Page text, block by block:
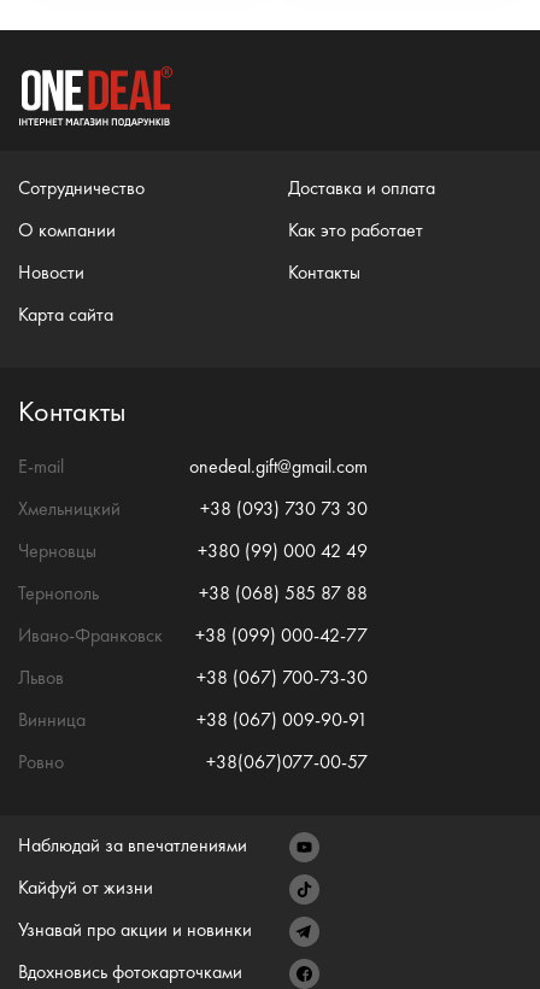
Сотрудничество
О компании
Новости
Карта сайта
Доставка и оплата
Как это работает
Контакты
Контакты
E-mail
onedeal.gift@gmail.com
Хмельницкий
+38 (093) 730 73 30
Черновцы
+380 (99) 000 42 49
Тернополь
+38 (068) 585 87 88
Ивано-Франковск
+38 (099) 000-42-77
Львов
+38 (067) 700-73-30
Винница
+38 (067) 009-90-91
Ровно
+38(067)077-00-57
Наблюдай за впечатлениями
Кайфуй от жизни
Узнавай про акции и новинки
Вдохновись фотокарточками